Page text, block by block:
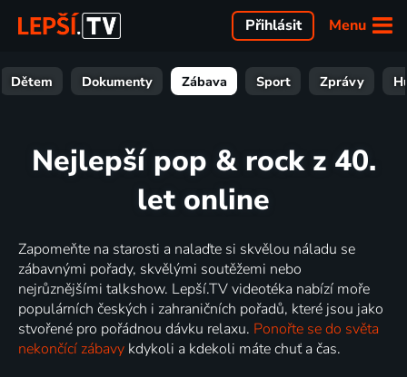
Menu
Přihlásit
Dětem Dokumenty Zábava Sport Zprávy
Nejlepší pop & rock z 40.
let online
Zapomeňte na starosti a nalaďte si skvělou náladu se
zábavnými pořady, skvělými soutěžemi nebo
nejrůznějšími talkshow. Lepší.TV videotéka nabízí moře
populárních českých i zahraničních pořadů, které jsou jako
stvořené pro pořádnou dávku relaxu. Ponořte se do světa
nekončící zábavy kdykoli a kdekoli máte chuť a čas.